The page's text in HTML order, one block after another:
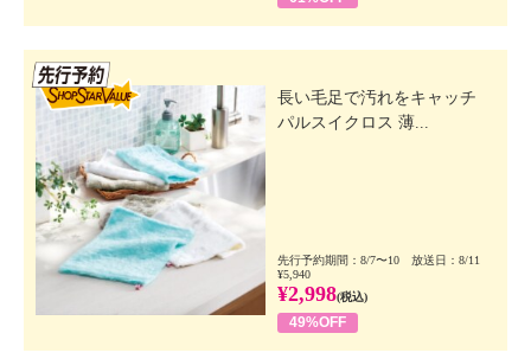
長い毛足で汚れをキャッチ
パルスイクロス 薄...
先行予約期間：8/7〜10 放送日：8/11
¥5,940
¥2,998(税込)
49%OFF